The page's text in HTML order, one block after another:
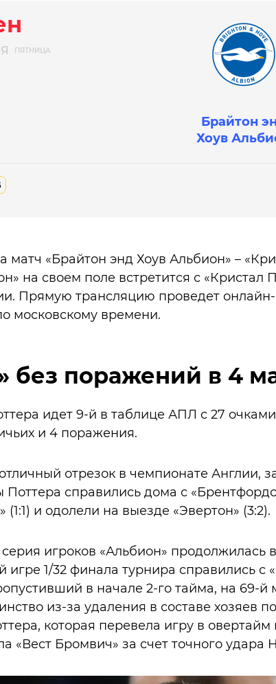
Брайтон
Хоув
ПЯТНИЦА
матч «Брайтон энд Хоув Альбион» –
на своем поле встретится с «Кристал
Прямую трансляцию проведет онлайн-
московскому времени.
без поражений в 4
идет 9-й в таблице АПЛ с 27 очками
и 4 поражения.
отрезок в чемпионате Англии,
Поттера справились дома с
(1:1) и одолели на выезде «Эвертон» (3:2).
игроков «Альбион» продолжилась
игре 1/32 финала турнира справились с
в начале 2-го тайма, на 69-й
из-за удаления в составе хозяев
которая перевела игру в овертайм
«Вест Бромвич» за счет точного удара